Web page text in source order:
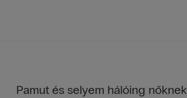
Pamut és selyem hálóing nőknek